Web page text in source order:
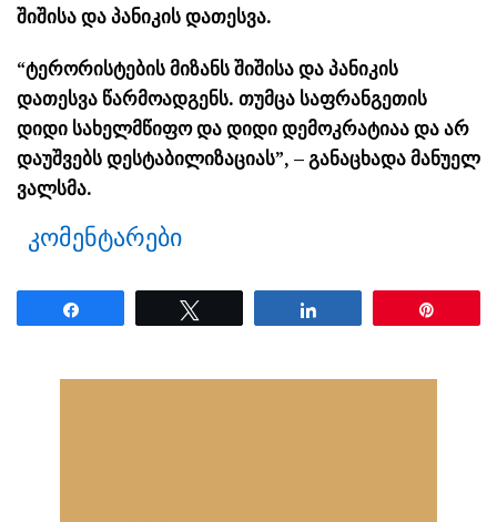
შიშისა და პანიკის დათესვა.
“ტერორისტების მიზანს შიშისა და პანიკის
დათესვა წარმოადგენს. თუმცა საფრანგეთის
დიდი სახელმწიფო და დიდი დემოკრატიაა და არ
დაუშვებს დესტაბილიზაციას”, – განაცხადა მანუელ
ვალსმა.
კომენტარები